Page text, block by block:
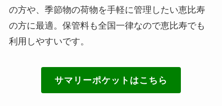
の方や、季節物の荷物を手軽に管理したい恵比寿
の方に最適。保管料も全国一律なので恵比寿でも
利用しやすいです。
サマリーポケットはこちら